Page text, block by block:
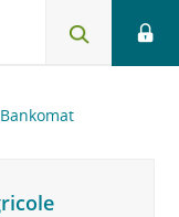
Bankomat